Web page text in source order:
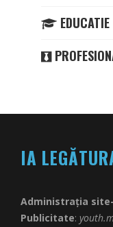
EDUCATIE
IA
Administrația
Publicitate: